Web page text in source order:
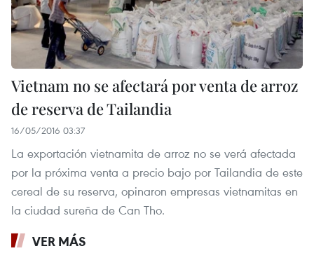
Vietnam no se afectará por venta de arroz
de reserva de Tailandia
16/05/2016 03:37
La exportación vietnamita de arroz no se verá afectada
por la próxima venta a precio bajo por Tailandia de este
cereal de su reserva, opinaron empresas vietnamitas en
la ciudad sureña de Can Tho.
VER MÁS